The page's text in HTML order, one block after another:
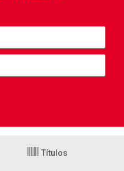
Títulos